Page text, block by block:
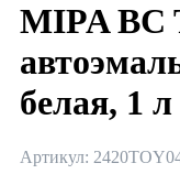
MIPA BC
белая, 1 л
Артикул: